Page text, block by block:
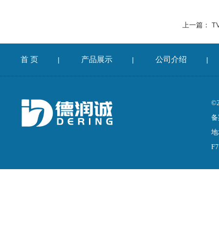
上一篇：
首 页 | 产品展示 | 公司介绍 |
备